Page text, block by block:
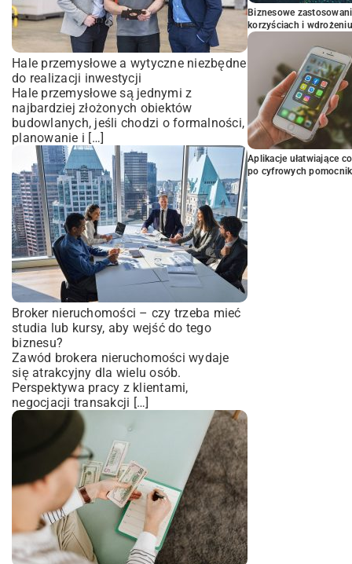
Hale przemysłowe a wytyczne niezbędne
do realizacji inwestycji
Hale przemysłowe są jednymi z
najbardziej złożonych obiektów
budowlanych, jeśli chodzi o formalności,
planowanie i […]
Broker nieruchomości – czy trzeba mieć
studia lub kursy, aby wejść do tego
biznesu?
Zawód brokera nieruchomości wydaje
się atrakcyjny dla wielu osób.
Perspektywa pracy z klientami,
negocjacji transakcji […]
Biznesowe
korzyściach i wdrożeniu
Aplikacje ułatwiające
po cyfrowych